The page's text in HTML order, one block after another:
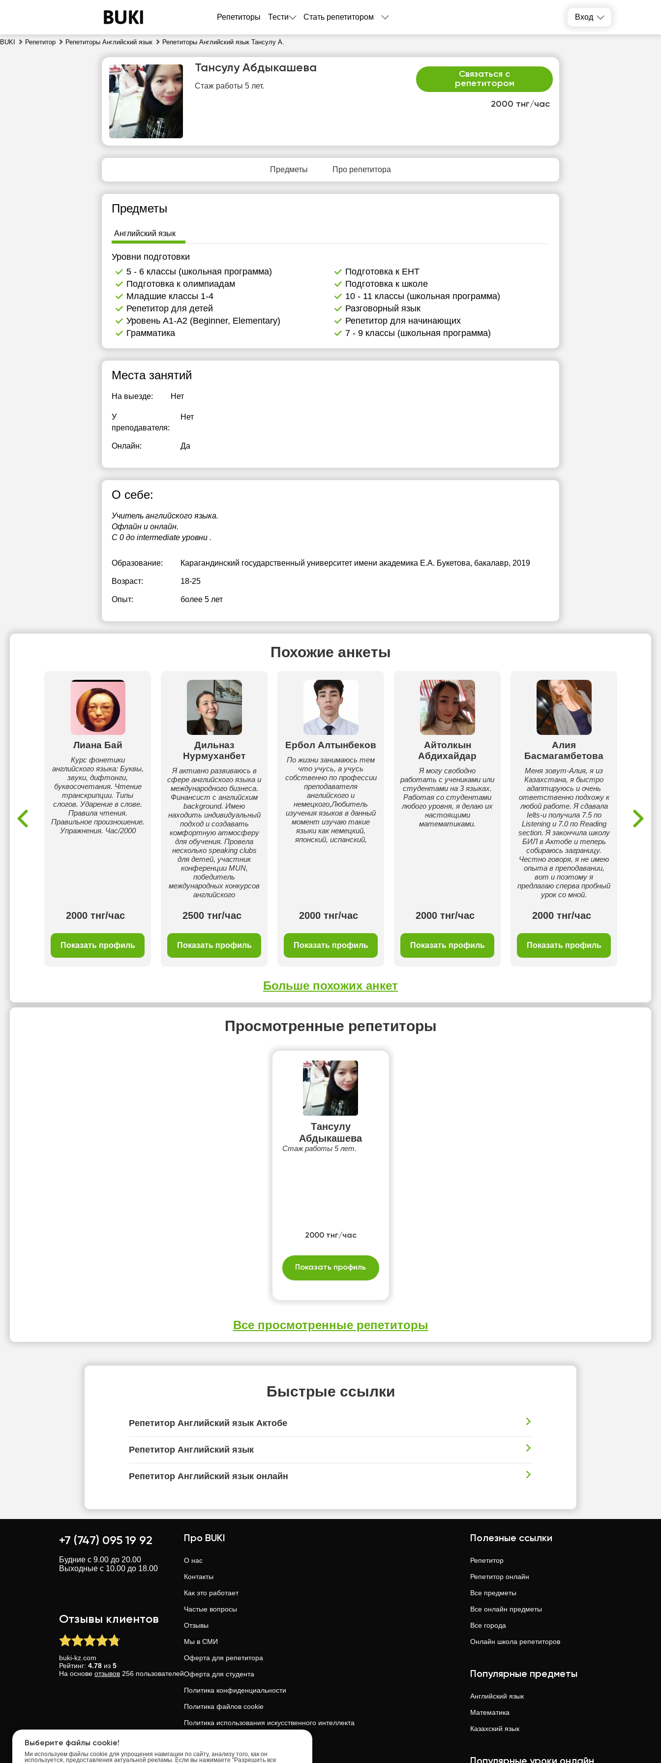
Репетиторы Тести Стать репетитором Вход
BUKI Репетитор Репетиторы Английский язык Репетиторы Английский язык Тансулу А.
2000 тнг/час
Связаться с
репетитором
Тансулу Абдыкашева
Стаж работы 5 лет.
Предметы Про репетитора
Предметы
Английский язык
Уровни подготовки
5 - 6 классы (школьная программа)
Подготовка к ЕНТ
Подготовка к олимпиадам
Подготовка к школе
Младшие классы 1-4
10 - 11 классы (школьная программа)
Репетитор для детей
Разговорный язык
Уровень А1-А2 (Beginner, Elementary)
Репетитор для начинающих
Грамматика
7 - 9 классы (школьная программа)
Места занятий
На выезде: Нет
У
преподавателя:
Нет
Онлайн: Да
О себе:
Учитель английского языка.
Офлайн и онлайн.
С 0 до intermediate уровни .
Образование: Карагандинский государственный университет имени академика Е.А. Букетова, бакалавр, 2019
Возраст: 18-25
Опыт: более 5 лет
Похожие анкеты
Лиана Бай
Курс фонетики
английского языка: Буквы,
звуки, дифтонги,
буквосочетания. Чтение
транскрипции. Типы
слогов. Ударение в слове.
Правила чтения.
Правильное произношение.
Упражнения. Час/2000
2000 тнг/час
Показать профиль
Дильназ
Нурмуханбет
Я активно развиваюсь в
сфере английского языка и
международного бизнеса.
Финансист с английским
background. Имею
находить индивидуальный
подход и создавать
комфортную атмосферу
для обучения. Провела
несколько speaking clubs
для детей, участник
конференции MUN,
победитель
международных конкурсов
английского
2500 тнг/час
Показать профиль
Ербол Алтынбеков
По жизни занимаюсь тем
что учусь, а учусь
собственно по профессии
преподавателя
английского и
немецкого,Любитель
изучения языков в данный
момент изучаю такие
языки как немецкий,
японский, испанский,
2000 тнг/час
Показать профиль
Айтолкын
Абдихайдар
Я могу свободно
работать с учениками или
студентами на 3 языках.
Работая со студентами
любого уровня, я делаю их
настоящими
математиками.
2000 тнг/час
Показать профиль
Алия
Басмагамбетова
Меня зовут-Алия, я из
Казахстана, я быстро
адаптируюсь и очень
ответственно подхожу к
любой работе. Я сдавала
Ielts-и получила 7.5 по
Listening и 7.0 по Reading
section. Я закончила школу
БИЛ в Актобе и теперь
собираюсь заграницу.
Честно говоря, я не имею
опыта в преподавании,
вот и поэтому я
предлагаю сперва пробный
урок со мной.
2000 тнг/час
Показать профиль
Больше похожих анкет
Просмотренные репетиторы
Тансулу
Абдыкашева
Стаж работы 5 лет.
2000 тнг/час
Показать профиль
Все просмотренные репетиторы
Быстрые ссылки
Репетитор Английский язык Актобе
Репетитор Английский язык
Репетитор Английский язык онлайн
сб
8
9
10
11
12
13
14
свободных
свободных
Нет
свободных
Нет
свободных
Нет
свободных
свободных
свободных
+7 (747) 095 19 92
Будние с 9.00 до 20.00
Выходные с 10.00 до 18.00
Отзывы клиентов
buki-kz.com
Рейтинг: 4.78 из 5
На основе отзывов 256 пользователей
Про BUKI
О нас
Контакты
Как это работает
Частые вопросы
Отзывы
Мы в СМИ
Оферта для репетитора
Оферта для студента
Политика конфиденциальности
Политика файлов cookie
Политика использования искусственного интеллекта
Полезные ссылки
Репетитор
Репетитор онлайн
Все предметы
Все онлайн предметы
Все города
Онлайн школа репетиторов
Популярные предметы
Английский язык
Математика
Казахский язык
Выберите файлы cookie!
Ми используем файлы cookie для упрощения навигации по сайту, анализу того, как он
используется, предоставления актуальной рекламы. Если вы нажимаете "Разрешить все